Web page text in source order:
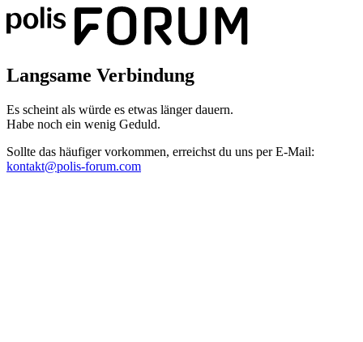
Langsame Verbindung
Es scheint als würde es etwas länger dauern.
Habe noch ein wenig Geduld.
Sollte das häufiger vorkommen, erreichst du uns per E-Mail:
kontakt@polis-forum.com